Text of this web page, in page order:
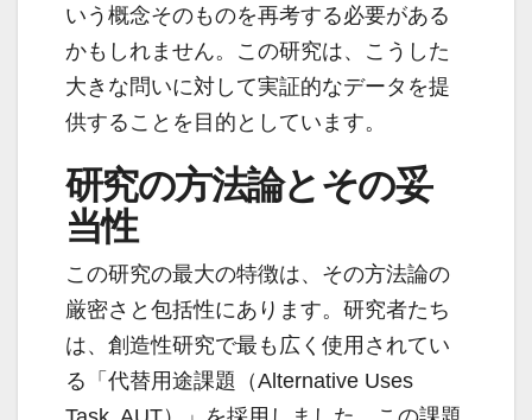
いう概念そのものを再考する必要がある
かもしれません。この研究は、こうした
大きな問いに対して実証的なデータを提
供することを目的としています。
研究の方法論とその妥
当性
この研究の最大の特徴は、その方法論の
厳密さと包括性にあります。研究者たち
は、創造性研究で最も広く使用されてい
る「代替用途課題（Alternative Uses